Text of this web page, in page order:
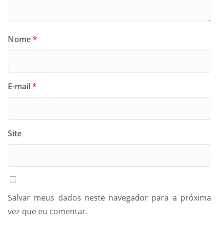
Nome*
E-mail*
Site
Salvar meus dados neste navegador para a próxima
vez que eu comentar.